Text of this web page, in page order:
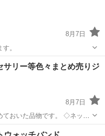
8月7日
。
リー
サリー等色々まとめ売りジ
8月7日
た品物です。 ◇ネック
プ入れ等小物等色々まとめ
リー